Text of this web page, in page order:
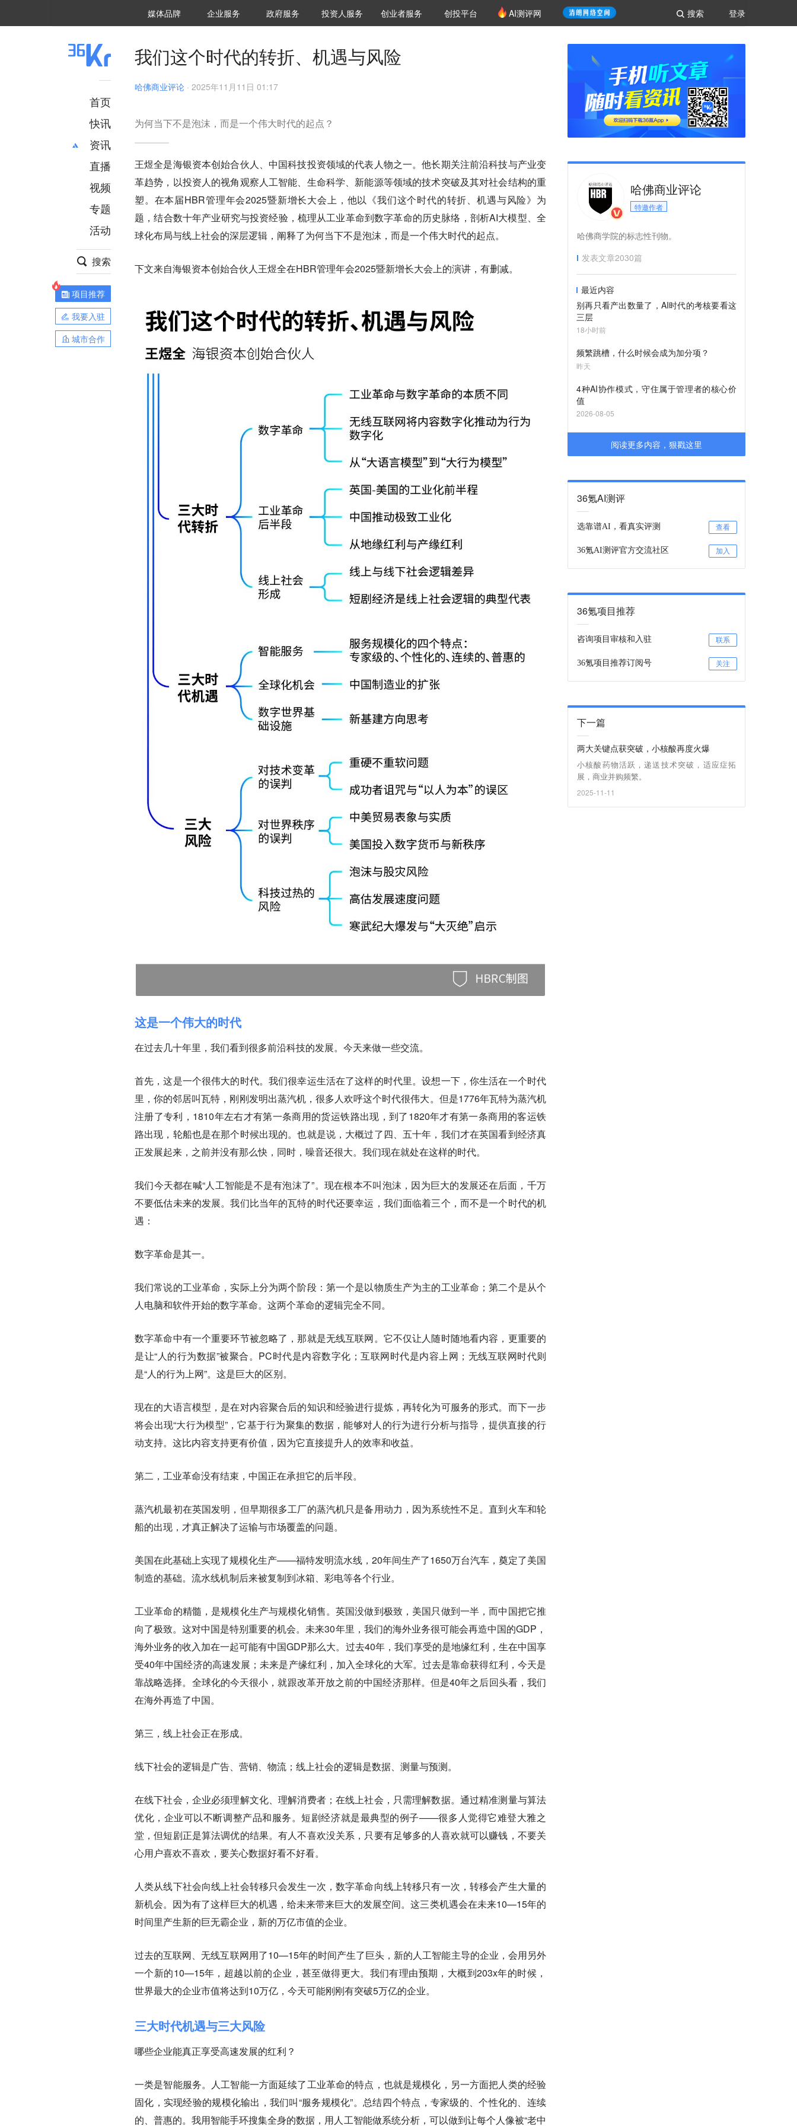
登录
搜索
媒体品牌 36Kr研究院
企业服务 城市之窗
政府服务 VClub投资机构库
投资机构职位推介
投资人服务 创投氪堂
创业者服务 创投平台 AI测评网
首页
快讯
资讯
推荐
财经
项目推荐
安徽
直播
视频
专题
活动
搜索
项目推荐
我要入驻
城市合作
我们这个时代的转折、机遇与风险
哈佛商业评论 · 2025年11月11日 01:17
为何当下不是泡沫，而是一个伟大时代的起点？
王煜全是海银资本创始合伙人、中国科技投资领域的代表人物之一。他长期关注前沿科技与产业变
革趋势，以投资人的视角观察人工智能、生命科学、新能源等领域的技术突破及其对社会结构的重
塑。在本届HBR管理年会2025暨新增长大会上，他以 《我们这个时代的转折、机遇与风险》 为
题，结合数十年产业研究与投资经验，梳理从工业革命到数字革命的历史脉络，剖析AI大模型、全
球化布局与线上社会的深层逻辑，阐释了为何当下不是泡沫，而是一个伟大时代的起点。
下文来自海银资本创始合伙人王煜全在HBR管理年会2025暨新增长大会上的演讲，有删减。
这是一个伟大的时代
在过去几十年里，我们看到很多前沿科技的发展。今天来做一些交流。
首先，这是一个很伟大的时代。我们很幸运生活在了这样的时代里。设想一下，你生活在一个时代
里，你的邻居叫瓦特，刚刚发明出蒸汽机，很多人欢呼这个时代很伟大。但是1776年瓦特为蒸汽机
注册了专利，1810年左右才有第一条商用的货运铁路出现，到了1820年才有第一条商用的客运铁
路出现，轮船也是在那个时候出现的。也就是说，大概过了四、五十年，我们才在英国看到经济真
正发展起来，之前并没有那么快，同时，噪音还很大。我们现在就处在这样的时代。
我们今天都在喊“人工智能是不是有泡沫了”。现在根本不叫泡沫，因为巨大的发展还在后面，千万
不要低估未来的发展。我们比当年的瓦特的时代还要幸运， 我们面临着三个，而不是一个时代的机
遇：
数字革命是其一。
我们常说的工业革命，实际上分为两个阶段：第一个是以物质生产为主的工业革命；第二个是从个
人电脑和软件开始的数字革命。这两个革命的逻辑完全不同。
数字革命中有一个重要环节被忽略了，那就是无线互联网。它不仅让人随时随地看内容，更重要的
是让“人的行为数据”被聚合。PC时代是内容数字化；互联网时代是内容上网；无线互联网时代则
是“人的行为上网”。这是巨大的区别。
现在的大语言模型，是在对内容聚合后的知识和经验进行提炼，再转化为可服务的形式。而下一步
将会出现“大行为模型”，它基于行为聚集的数据，能够对人的行为进行分析与指导，提供直接的行
动支持。这比内容支持更有价值，因为它直接提升人的效率和收益。
第二，工业革命没有结束，中国正在承担它的后半段。
蒸汽机最初在英国发明，但早期很多工厂的蒸汽机只是备用动力，因为系统性不足。直到火车和轮
船的出现，才真正解决了运输与市场覆盖的问题。
美国在此基础上实现了规模化生产——福特发明流水线，20年间生产了1650万台汽车，奠定了美国
制造的基础。流水线机制后来被复制到冰箱、彩电等各个行业。
工业革命的精髓，是规模化生产与规模化销售。英国没做到极致，美国只做到一半，而中国把它推
向了极致。这对中国是特别重要的机会。未来30年里，我们的海外业务很可能会再造中国的GDP，
海外业务的收入加在一起可能有中国GDP那么大。过去40年，我们享受的是地缘红利，生在中国享
受40年中国经济的高速发展；未来是产缘红利，加入全球化的大军。过去是靠命获得红利，今天是
靠战略选择。全球化的今天很小，就跟改革开放之前的中国经济那样。但是40年之后回头看，我们
在海外再造了中国。
第三，线上社会正在形成。
线下社会的逻辑是广告、营销、物流；线上社会的逻辑是数据、测量与预测。
在线下社会，企业必须理解文化、理解消费者；在线上社会，只需理解数据。通过精准测量与算法
优化，企业可以不断调整产品和服务。短剧经济就是最典型的例子——很多人觉得它难登大雅之
堂，但短剧正是算法调优的结果。有人不喜欢没关系，只要有足够多的人喜欢就可以赚钱，不要关
心用户喜欢不喜欢，要关心数据好看不好看。
人类从线下社会向线上社会转移只会发生一次，数字革命向线上转移只有一次，转移会产生大量的
新机会。因为有了这样巨大的机遇，给未来带来巨大的发展空间。这三类机遇会在未来10—15年的
时间里产生新的巨无霸企业，新的万亿市值的企业。
过去的互联网、无线互联网用了10—15年的时间产生了巨头，新的人工智能主导的企业，会用另外
一个新的10—15年，超越以前的企业，甚至做得更大。我们有理由预期，大概到203x年的时候，
世界最大的企业市值将达到10万亿，今天可能刚刚有突破5万亿的企业。
三大时代机遇与三大风险
哪些企业能真正享受高速发展的红利？
一类是智能服务。 人工智能一方面延续了工业革命的特点，也就是规模化，另一方面把人类的经验
固化，实现经验的规模化输出，我们叫“服务规模化”。总结四个特点，专家级的、个性化的、连续
的、普惠的。我用智能手环搜集全身的数据，用人工智能做系统分析，可以做到让每个人像被“老中
哈佛商业评论
特邀作者
哈佛商学院的标志性刊物。
发表文章2030篇
最近内容
别再只看产出数量了，AI时代的考核要看这
三层
18小时前
频繁跳槽，什么时候会成为加分项？
昨天
4种AI协作模式，守住属于管理者的核心价
值
2026-08-05
阅读更多内容，狠戳这里
36氪AI测评
选靠谱AI，看真实评测 查看
36氪AI测评官方交流社区 加入
36氪项目推荐
咨询项目审核和入驻 联系
36氪项目推荐订阅号 关注
下一篇
两大关键点获突破，小核酸再度火爆
小核酸药物活跃，递送技术突破，适应症拓
展，商业并购频繁。
2025-11-11